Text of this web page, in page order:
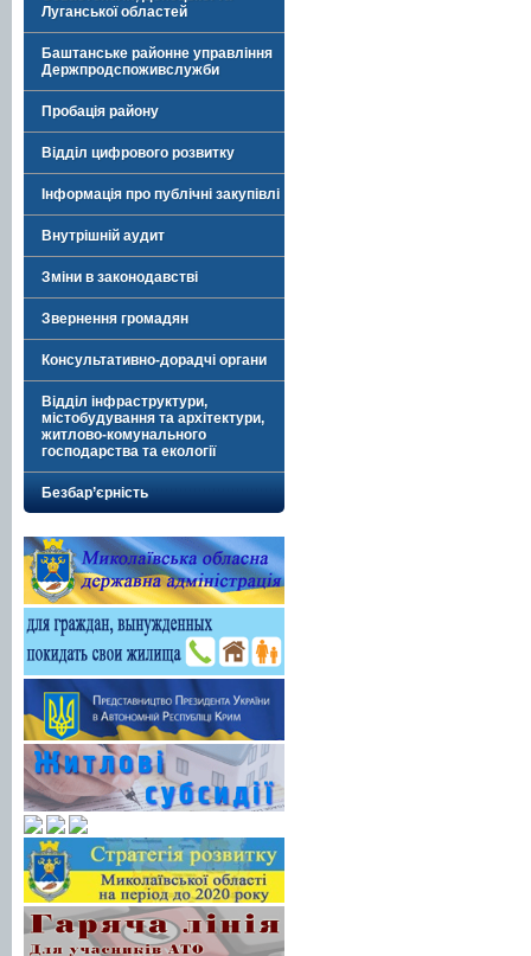
Луганської областей
Баштанське районне управління
Держпродспоживслужби
Пробація району
Відділ цифрового розвитку
Інформація про публічні закупівлі
Внутрішній аудит
Зміни в законодавстві
Звернення громадян
Консультативно-дорадчі органи
Відділ інфраструктури,
містобудування та архітектури,
житлово-комунального
господарства та екології
Безбар’єрність